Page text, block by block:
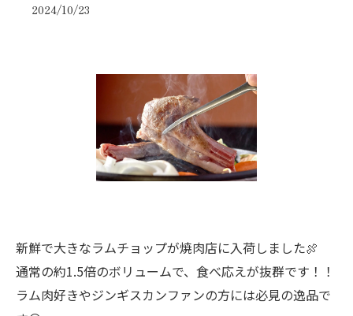
2024/10/23
新鮮で大きなラムチョップが焼肉店に入荷しました🍖
通常の約1.5倍のボリュームで、食べ応えが抜群です！！
ラム肉好きやジンギスカンファンの方には必見の逸品で